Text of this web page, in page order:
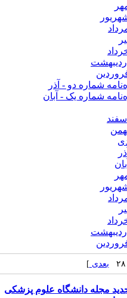
بعدی ]
جدید مجله دانشگاه علوم پزشکی